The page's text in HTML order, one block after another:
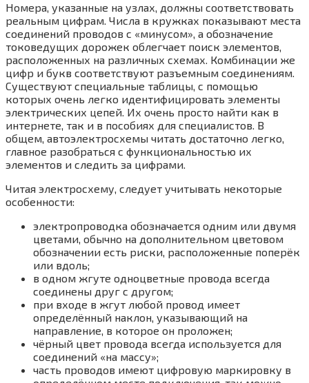
Номера, указанные на узлах, должны соответствовать
реальным цифрам. Числа в кружках показывают места
соединений проводов с «минусом», а обозначение
токоведущих дорожек облегчает поиск элементов,
расположенных на различных схемах. Комбинации же
цифр и букв соответствуют разъемным соединениям.
Существуют специальные таблицы, с помощью
которых очень легко идентифицировать элементы
электрических цепей. Их очень просто найти как в
интернете, так и в пособиях для специалистов. В
общем, автоэлектросхемы читать достаточно легко,
главное разобраться с функциональностью их
элементов и следить за цифрами.
Читая электросхему, следует учитывать некоторые
особенности:
электропроводка обозначается одним или двумя
цветами, обычно на дополнительном цветовом
обозначении есть риски, расположенные поперёк
или вдоль;
в одном жгуте одноцветные провода всегда
соединены друг с другом;
при входе в жгут любой провод имеет
определённый наклон, указывающий на
направление, в которое он проложен;
чёрный цвет провода всегда используется для
соединений «на массу»;
часть проводов имеют цифровую маркировку в